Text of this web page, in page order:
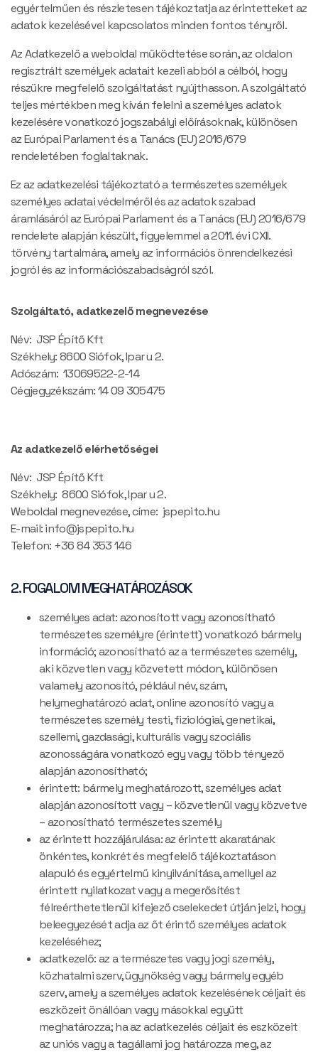
egyértelműen és részletesen tájékoztatja az érintetteket az
adatok kezelésével kapcsolatos minden fontos tényről.
Az Adatkezelő a weboldal működtetése során, az oldalon
regisztrált személyek adatait kezeli abból a célból, hogy
részükre megfelelő szolgáltatást nyújthasson. A szolgáltató
teljes mértékben meg kíván felelni a személyes adatok
kezelésére vonatkozó jogszabályi előírásoknak, különösen
az Európai Parlament és a Tanács (EU) 2016/679
rendeletében foglaltaknak.
Ez az adatkezelési tájékoztató a természetes személyek
személyes adatai védelméről és az adatok szabad
áramlásáról az Európai Parlament és a Tanács (EU) 2016/679
rendelete alapján készült, figyelemmel a 2011. évi CXII.
törvény tartalmára, amely az információs önrendelkezési
jogról és az információszabadságról szól.
Szolgáltató, adatkezelő megnevezése
Név: JSP Építő Kft
Székhely: 8600 Siófok, Ipar u 2.
Adószám: 13069522-2-14
Cégjegyzékszám: 14 09 305475
Az adatkezelő elérhetőségei
Név: JSP Építő Kft
Székhely: 8600 Siófok, Ipar u 2.
Weboldal megnevezése, címe: jspepito.hu
E-mail: info@jspepito.hu
Telefon: +36 84 353 146
2. FOGALOM MEGHATÁROZÁSOK
személyes adat: azonosított vagy azonosítható
természetes személyre (érintett) vonatkozó bármely
információ; azonosítható az a természetes személy,
aki közvetlen vagy közvetett módon, különösen
valamely azonosító, például név, szám,
helymeghatározó adat, online azonosító vagy a
természetes személy testi, fiziológiai, genetikai,
szellemi, gazdasági, kulturális vagy szociális
azonosságára vonatkozó egy vagy több tényező
alapján azonosítható;
érintett: bármely meghatározott, személyes adat
alapján azonosított vagy – közvetlenül vagy közvetve
– azonosítható természetes személy
az érintett hozzájárulása: az érintett akaratának
önkéntes, konkrét és megfelelő tájékoztatáson
alapuló és egyértelmű kinyilvánítása, amellyel az
érintett nyilatkozat vagy a megerősítést
félreérthetetlenül kifejező cselekedet útján jelzi, hogy
beleegyezését adja az őt érintő személyes adatok
kezeléséhez;
adatkezelő: az a természetes vagy jogi személy,
közhatalmi szerv, ügynökség vagy bármely egyéb
szerv, amely a személyes adatok kezelésének céljait és
eszközeit önállóan vagy másokkal együtt
meghatározza; ha az adatkezelés céljait és eszközeit
az uniós vagy a tagállami jog határozza meg, az